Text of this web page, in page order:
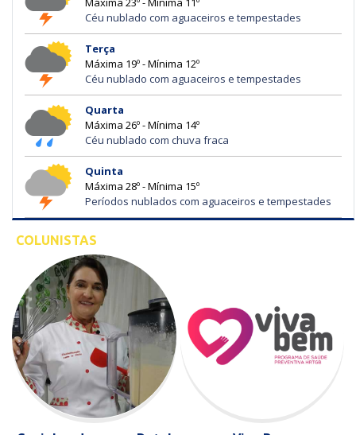
Céu nublado com aguaceiros e tempestades
Terça
Máxima 19º - Mínima 12º
Céu nublado com aguaceiros e tempestades
Quarta
Máxima 26º - Mínima 14º
Céu nublado com chuva fraca
Quinta
Máxima 28º - Mínima 15º
Períodos nublados com aguaceiros e tempestades
COLUNISTAS